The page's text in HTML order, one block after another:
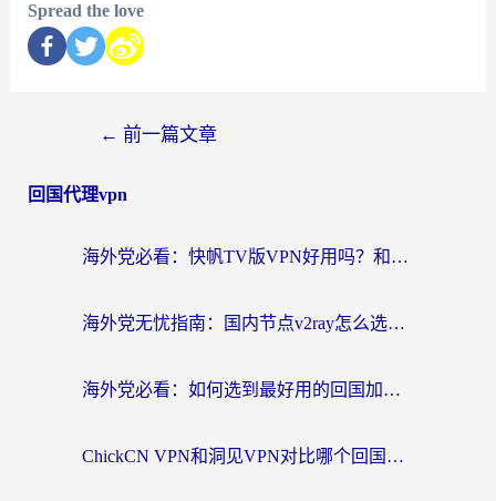
Spread the love
← 前一篇文章
回国代理vpn
海外党必看：快帆TV版VPN好用吗？和快游VPN对比哪个回国效果更好？附实用避坑指南
海外党无忧指南：国内节点v2ray怎么选？一键回国VPN+多场景实测帮你避坑
海外党必看：如何选到最好用的回国加速器？从节点到售后的全维度指南
ChickCN VPN和洞见VPN对比哪个回国效果更好？海外党亲测3款加速器+避坑指南